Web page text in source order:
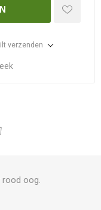
verzenden
rood oog.